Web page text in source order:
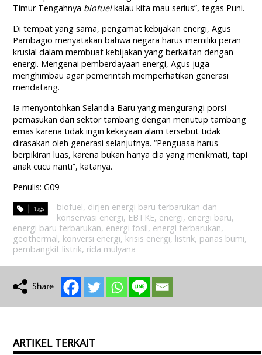
Timur Tengahnya biofuelkalau kita mau serius”, tegas Puni.
Di tempat yang sama, pengamat kebijakan energi, Agus
Pambagio menyatakan bahwa negara harus memiliki peran
krusial dalam membuat kebijakan yang berkaitan dengan
energi. Mengenai pemberdayaan energi, Agus juga
menghimbau agar pemerintah memperhatikan generasi
mendatang.
Ia menyontohkan Selandia Baru yang mengurangi porsi
pemasukan dari sektor tambang dengan menutup tambang
emas karena tidak ingin kekayaan alam tersebut tidak
dirasakan oleh generasi selanjutnya. “Penguasa harus
berpikiran luas, karena bukan hanya dia yang menikmati, tapi
anak cucu nanti”, katanya.
Penulis: G09
biofuel, dirjen energi baru terbarukan dan
konservasi energi, EBTKE, energi, energi baru,
energi baru terbarukan, energi fosil, energi terbarukan,
geothermal, konversi energi, krisis energi, listrik, panas bumi,
pembangkit listrik, rida mulyana
ARTIKEL TERKAIT